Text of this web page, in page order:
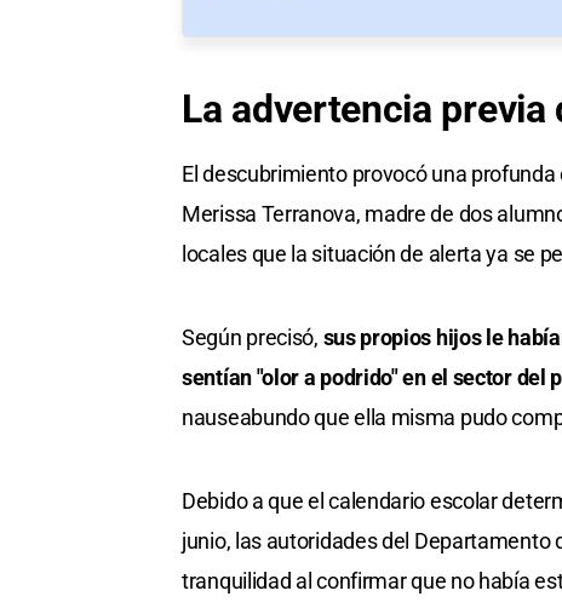
La advertencia previa
El descubrimiento provocó una
Merissa Terranova, madre de dos
locales que la situación de alerta ya se
Según precisó, sus propios hijos le
sentían "olor a podrido" en el sector del
nauseabundo que ella misma pudo
Debido a que el calendario escolar
junio, las autoridades del Departamento
tranquilidad al confirmar que no había